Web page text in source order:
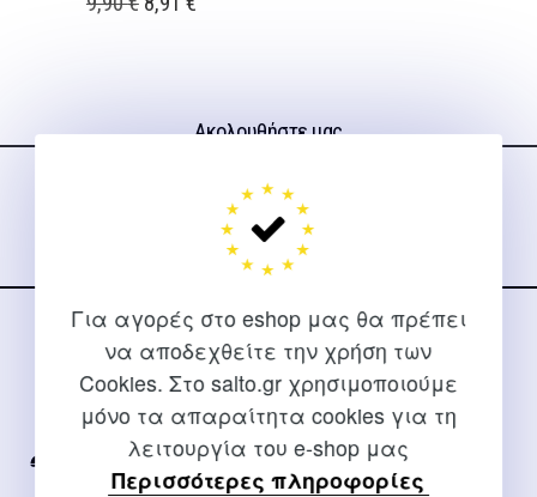
Για αγορές στο eshop μας θα πρέπει
να αποδεχθείτε την χρήση των
Cookies. Στο salto.gr χρησιμοποιούμε
μόνο τα απαραίτητα cookies για τη
λειτουργία του e-shop μας
Περισσότερες πληροφορίες
8,91 €.
Ακολουθήστε μας
ΕΠΙΚΟΙΝΩΝΊΑ
Για διευκρινίσεις και υποστήριξη παραγγελιών μέσω του
Internet
2310 267108